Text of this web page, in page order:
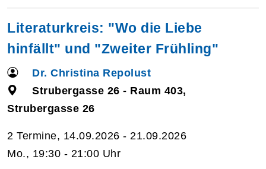
Literaturkreis: "Wo die Liebe
hinfällt" und "Zweiter Frühling"
Dr. Christina Repolust
Strubergasse 26 - Raum 403,
Strubergasse 26
2 Termine, 14.09.2026 - 21.09.2026
Mo., 19:30 - 21:00 Uhr